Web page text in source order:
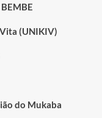
(UNIKIV)
do Mukaba